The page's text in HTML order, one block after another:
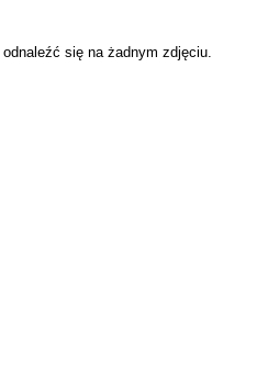
się na żadnym zdjęciu.